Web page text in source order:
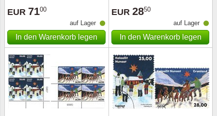
EUR 7100
auf Lager
In den Warenkorb legen
EUR 2850
auf Lager
In den Warenkorb legen